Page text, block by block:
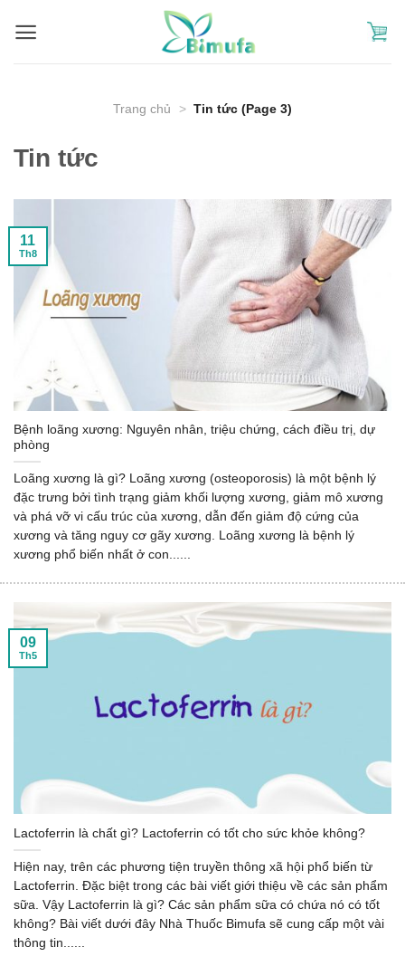
Trang chủ > Tin tức (Page 3)
Tin tức
Bệnh loãng xương: Nguyên nhân, triệu chứng, cách điều trị, dự
phòng
Loãng xương là gì? Loãng xương (osteoporosis) là một bệnh lý
đặc trưng bởi tình trạng giảm khối lượng xương, giảm mô xương
và phá vỡ vi cấu trúc của xương, dẫn đến giảm độ cứng của
xương và tăng nguy cơ gãy xương. Loãng xương là bệnh lý
xương phổ biến nhất ở con......
11
Th8
Lactoferrin là chất gì? Lactoferrin có tốt cho sức khỏe không?
Hiện nay, trên các phương tiện truyền thông xã hội phổ biến từ
Lactoferrin. Đặc biệt trong các bài viết giới thiệu về các sản phẩm
sữa. Vậy Lactoferrin là gì? Các sản phẩm sữa có chứa nó có tốt
không? Bài viết dưới đây Nhà Thuốc Bimufa sẽ cung cấp một vài
thông tin......
09
Th5